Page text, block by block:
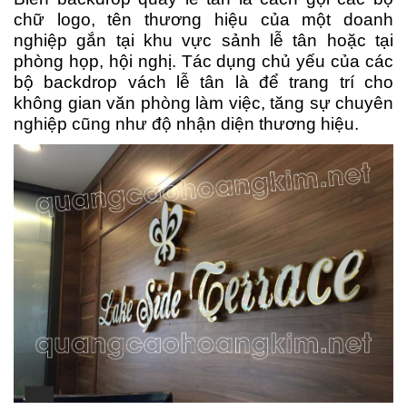
chữ logo, tên thương hiệu của một doanh
nghiệp gắn tại khu vực sảnh lễ tân hoặc tại
phòng họp, hội nghị. Tác dụng chủ yếu của các
bộ backdrop vách lễ tân là để trang trí cho
không gian văn phòng làm việc, tăng sự chuyên
nghiệp cũng như độ nhận diện thương hiệu.